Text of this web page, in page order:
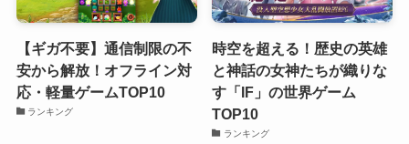
【ギガ不要】通信制限の不
安から解放！オフライン対
応・軽量ゲームTOP10
ランキング
時空を超える！歴史の英雄
と神話の女神たちが織りな
す「IF」の世界ゲーム
TOP10
ランキング